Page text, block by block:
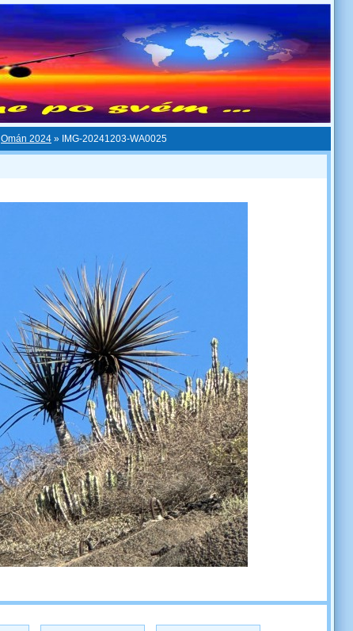
Omán 2024 » IMG-20241203-WA0025